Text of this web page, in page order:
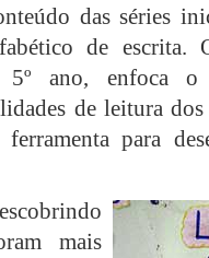
das séries
de escrita.
5º ano, enfoca
de leitura
para
mais